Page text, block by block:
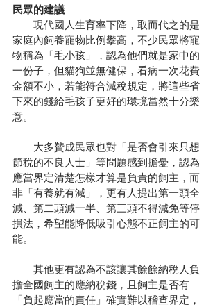
民眾的建議
現代國人生育率下降，取而代之的是
家庭內飼養寵物比例攀高，不少民眾將寵
物稱為「毛小孩」，認為他們就是家中的
一份子，但貓狗並無健保，看病一次花費
金額不小，若能符合減稅規定，將這些省
下來的錢給毛孩子更好的環境當然十分樂
意。
大多贊成民眾也對「是否會引來只想
節稅的不良人士」等問題感到擔憂，認為
應當界定清楚怎樣才算是負責的飼主，而
非「有養就有減」，更有人提出第一頭全
減、第二頭減一半、第三頭不得減免等停
損法，希望能降低吸引心態不正飼主的可
能。
其他更有認為不該讓其餘餘納稅人負
擔全國飼主的應納稅錢，且飼主是否有
「負起應當的責任」確實難以稽查界定，